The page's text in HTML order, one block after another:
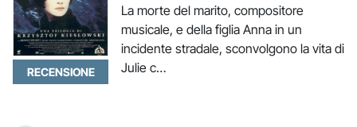
RECENSIONE
La morte del marito, compositore
musicale, e della figlia Anna in un
incidente stradale, sconvolgono la vita di
Julie c…